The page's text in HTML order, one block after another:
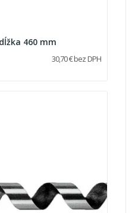
dĺžka 460 mm
30,70 € bez DPH